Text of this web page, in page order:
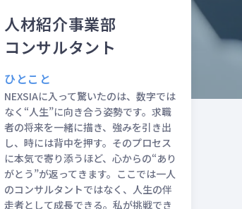
人材紹介事業部
コンサルタント
ひとこと
NEXSIAに入って驚いたのは、数字では
なく“人生”に向き合う姿勢です。求職
者の将来を一緒に描き、強みを引き出
し、時には背中を押す。そのプロセス
に本気で寄り添うほど、心からの“あり
がとう”が返ってきます。ここでは一人
のコンサルタントではなく、人生の伴
走者として成長できる。私が挑戦でき